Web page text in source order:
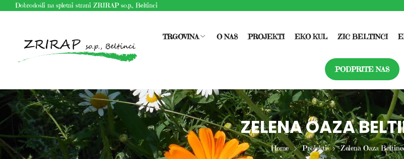
Dobrodošli na spletni strani ZRIRAP so.p., Beltinci
TRGOVINA O NAS PROJEKTI EKO KUL ZIC BELTINCI
PODPRITE NAS
ZELENA OAZA
Home Projekti Zelena Oaza